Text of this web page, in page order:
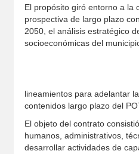
El propósito giró entorno a la
prospectiva de largo plazo
2050, el análisis estratégico
socioeconómicas del
lineamientos para adelantar
contenidos largo plazo del
El objeto del contrato
humanos, administrativos,
desarrollar actividades de